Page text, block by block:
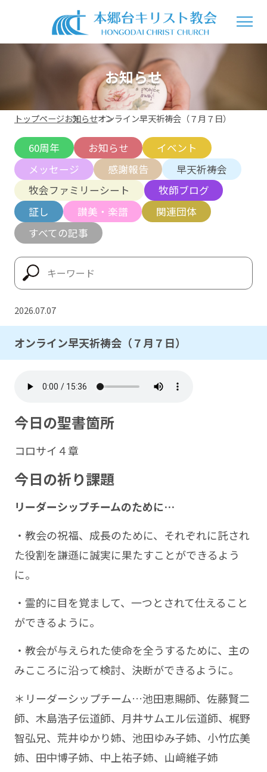
お知らせ
トップページお知らせオンライン早天祈祷会（７月７日）
60周年 お知らせ
イベント
メッセージ
感謝報告
早天祈祷会
牧会ファミリーシート
牧師ブログ
証し
讃美・楽譜
関連団体
すべての記事
2026.07.07
オンライン早天祈祷会（７月７日）
今日の聖書箇所
コロサイ４章
今日の祈り課題
リーダーシップチームのために…
・教会の祝福、成長のために、それぞれに託され
た役割を謙遜に誠実に果たすことができるよう
に。
・霊的に目を覚まして、一つとされて仕えること
ができるように。
・教会が与えられた使命を全うするために、主の
みこころに沿って検討、決断ができるように。
＊リーダーシップチーム…池田恵賜師、佐藤賢二
師、木島浩子伝道師、月井サムエル伝道師、梶野
智弘兄、荒井ゆかり姉、池田ゆみ子姉、小竹広美
姉、田中博子姉、中上祐子姉、山﨑維子姉